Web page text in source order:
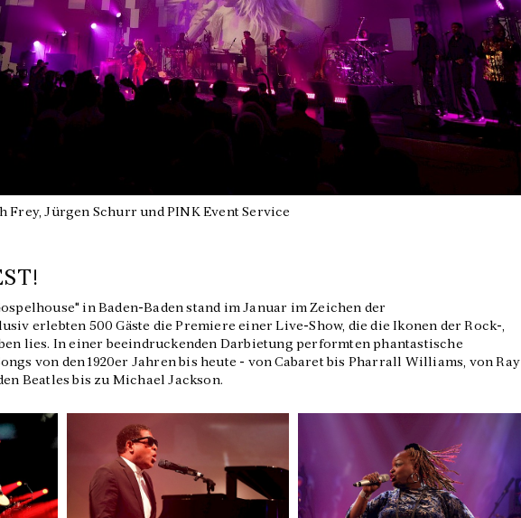
Frey, Jürgen Schurr und PINK Event Service
in Baden-Baden stand im Januar im Zeichen der
erlebten 500 Gäste die Premiere einer Live-Show, die die Ikonen der Rock-,
lies. In einer beeindruckenden Darbietung performten phantastische
von den 1920er Jahren bis heute - von Cabaret bis Pharrall Williams, von Ray
Beatles bis zu Michael Jackson.